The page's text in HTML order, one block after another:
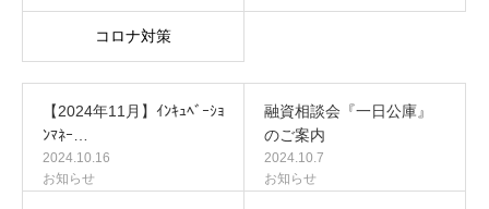
コロナ対策
【2024年11月】ｲﾝｷｭﾍﾞｰｼｮ
ﾝﾏﾈｰ…
2024.10.16
お知らせ
融資相談会『一日公庫』
のご案内
2024.10.7
お知らせ